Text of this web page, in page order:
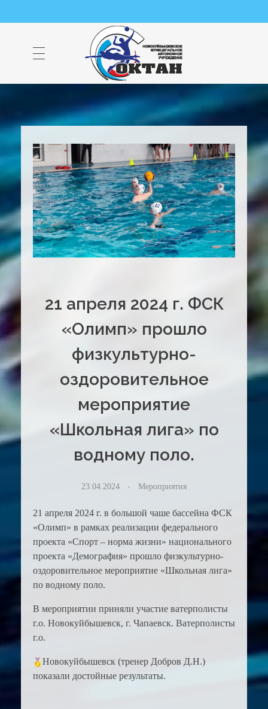
21 апреля 2024 г. ФСК
«Олимп» прошло
физкультурно-
оздоровительное
мероприятие
«Школьная лига» по
водному поло.
23.04.2024 Мероприятия
21 апреля 2024 г. в большой чаше бассейна ФСК
«Олимп» в рамках реализации федерального
проекта «Спорт – норма жизни» национального
проекта «Демография» прошло физкультурно-
оздоровительное мероприятие «Школьная лига»
по водному поло.
В мероприятии приняли участие ватерполисты
г.о. Новокуйбышевск, г. Чапаевск. Ватерполисты
г.о.
Новокуйбышевск (тренер Добров Д.Н.)
показали достойные результаты.